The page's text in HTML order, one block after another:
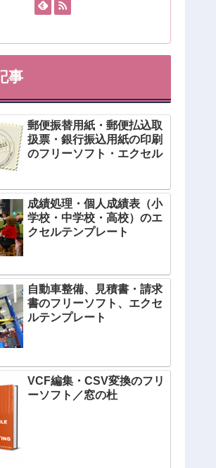
事
郵便振替用紙・郵便払込取
扱票・銀行振込用紙の印刷
のフリーソフト・エクセル
成績処理・個人成績表（小
学校・中学校・高校）のエ
クセルテンプレート
自動車整備、見積書・請求
書のフリーソフト、エクセ
ルテンプレート
VCF編集・CSV変換のフリ
ーソフト／窓の杜